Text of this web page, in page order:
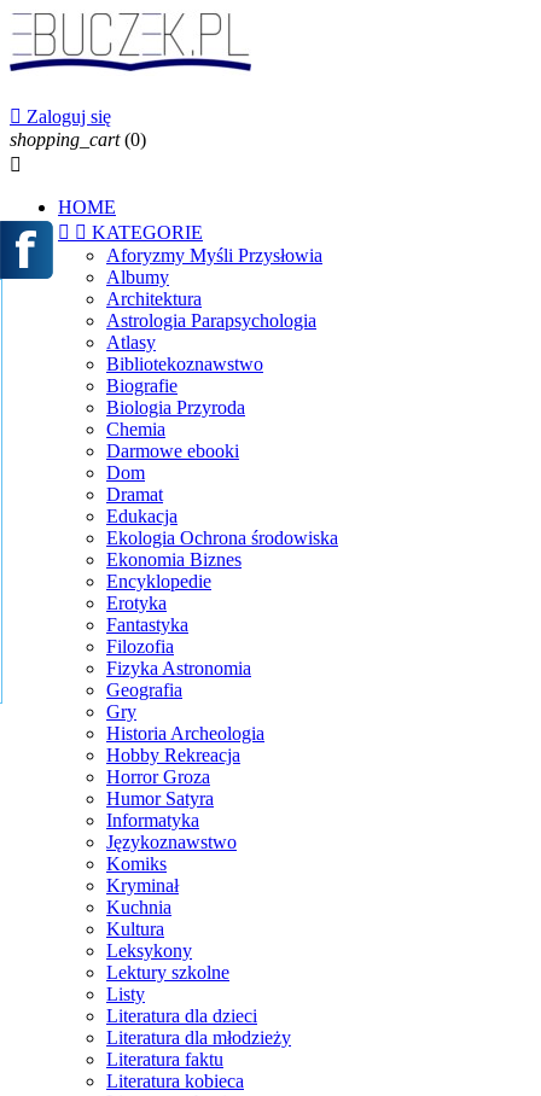
 Zaloguj się
shopping_cart (0)

HOME
  KATEGORIE
Aforyzmy Myśli Przysłowia
Albumy
Architektura
Astrologia Parapsychologia
Atlasy
Bibliotekoznawstwo
Biografie
Biologia Przyroda
Chemia
Darmowe ebooki
Dom
Dramat
Edukacja
Ekologia Ochrona środowiska
Ekonomia Biznes
Encyklopedie
Erotyka
Fantastyka
Filozofia
Fizyka Astronomia
Geografia
Gry
Historia Archeologia
Hobby Rekreacja
Horror Groza
Humor Satyra
Informatyka
Językoznawstwo
Komiks
Kryminał
Kuchnia
Kultura
Leksykony
Lektury szkolne
Listy
Literatura dla dzieci
Literatura dla młodzieży
Literatura faktu
Literatura kobieca